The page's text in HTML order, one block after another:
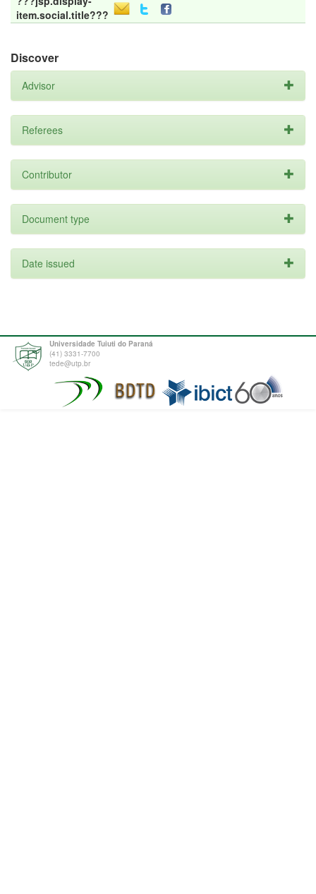
item.social.title???
Discover
Advisor
Referees
Contributor
Document type
Date issued
Universidade Tuiuti do Paraná
(41) 3331-7700
tede@utp.br